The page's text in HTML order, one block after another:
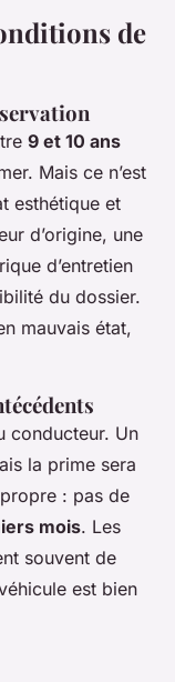
de
9 et 10 ans
Mais ce n’est
esthétique et
d’origine, une
d’entretien
du dossier.
mauvais état,
conducteur. Un
la prime sera
: pas de
mois. Les
souvent de
est bien